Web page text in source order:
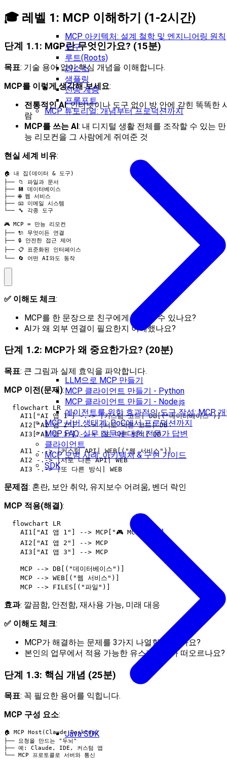
MCP 아키텍처: 설계 철학 및 엔지니어링 원칙
도구
루트(Roots)
리소스
샘플링
전송 계층
프롬프트
MCP 튜토리얼: 개념부터 프로덕션까지
LLM으로 MCP 만들기
MCP 클라이언트 만들기 - Python
MCP 클라이언트 만들기 - Node.js
에이전트를 위한 효과적인 도구 작성: MCP
MCP 서버 생태계: PoC에서 프로덕션까지
MCP FAQ: 실무 질문에 대한 전문가 답변
클라이언트
MCP 모범 사례: 아키텍처 & 구현 가이드
SDK
Java SDK
🎓 레벨 1: MCP 이해하기 (1-2시간)
단계 1.1: MCP란 무엇인가요? (15분)
목표: 기술 용어 없이 핵심 개념을 이해합니다.
MCP를 이렇게 생각해 보세요:
전통적인 AI: 인터넷이나 도구 없이 방 안에 갇힌 똑똑한
람
MCP를 쓰는 AI: 내 디지털 생활 전체를 조작할 수 있는 만
능 리모컨을 그 사람에게 쥐여준 것
현실 세계 비유:
🏠 내 집(데이터 & 도구)
├── 📁 파일과 문서
├── 💾 데이터베이스
├── 🌐 웹 서비스
├── 📧 이메일 시스템
└── 🔧 각종 도구
🎮 MCP = 만능 리모컨
├── 🔌 무엇이든 연결
├── 🔒 안전한 접근 제어
├── 📋 표준화된 인터페이스
└── 🔄 어떤 AI와도 동작
✅ 이해도 체크:
MCP를 한 문장으로 친구에게 설명할 수 있나요?
AI가 왜 외부 연결이 필요한지 이해했나요?
단계 1.2: MCP가 왜 중요한가요? (20분)
목표: 큰 그림과 실제 효익을 파악합니다.
MCP 이전(문제):
  flowchart LR
    AI1["AI 앱 1"] -.-> |커스텀 코드| DB[("데이터베이스")]
    AI2["AI 앱 2"] -.-> |서로 다른 코드| DB
    AI3["AI 앱 3"] -.-> |또 다른 방식| DB
    AI1 -.-> |커스텀 API| WEB[("웹 서비스")]
    AI2 -.-> |서로 다른 API| WEB
문제점: 혼란, 보안 취약, 유지보수 어려움, 벤더 락인
MCP 적용(해결):
  flowchart LR
    AI1["AI 앱 1"] --> MCP["🎮 MCP 서버"]
    AI2["AI 앱 2"] --> MCP
    AI3["AI 앱 3"] --> MCP
    MCP --> DB[("데이터베이스")]
    MCP --> WEB[("웹 서비스")]
효과: 깔끔함, 안전함, 재사용 가능, 미래 대응
✅ 이해도 체크:
MCP가 해결하는 문제를 3가지 나열할 수 있나요?
본인의 업무에서 적용 가능한 유스케이스가 떠오르나요?
단계 1.3: 핵심 개념 (25분)
목표: 꼭 필요한 용어를 익힙니다.
MCP 구성 요소:
🏠 MCP Host(Claude Desktop)
├── 요청을 만드는 "두뇌"
├── 예: Claude, IDE, 커스텀 앱
└── MCP 프로토콜로 서버와 통신